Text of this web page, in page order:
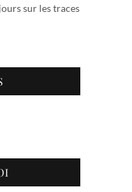
sur les traces